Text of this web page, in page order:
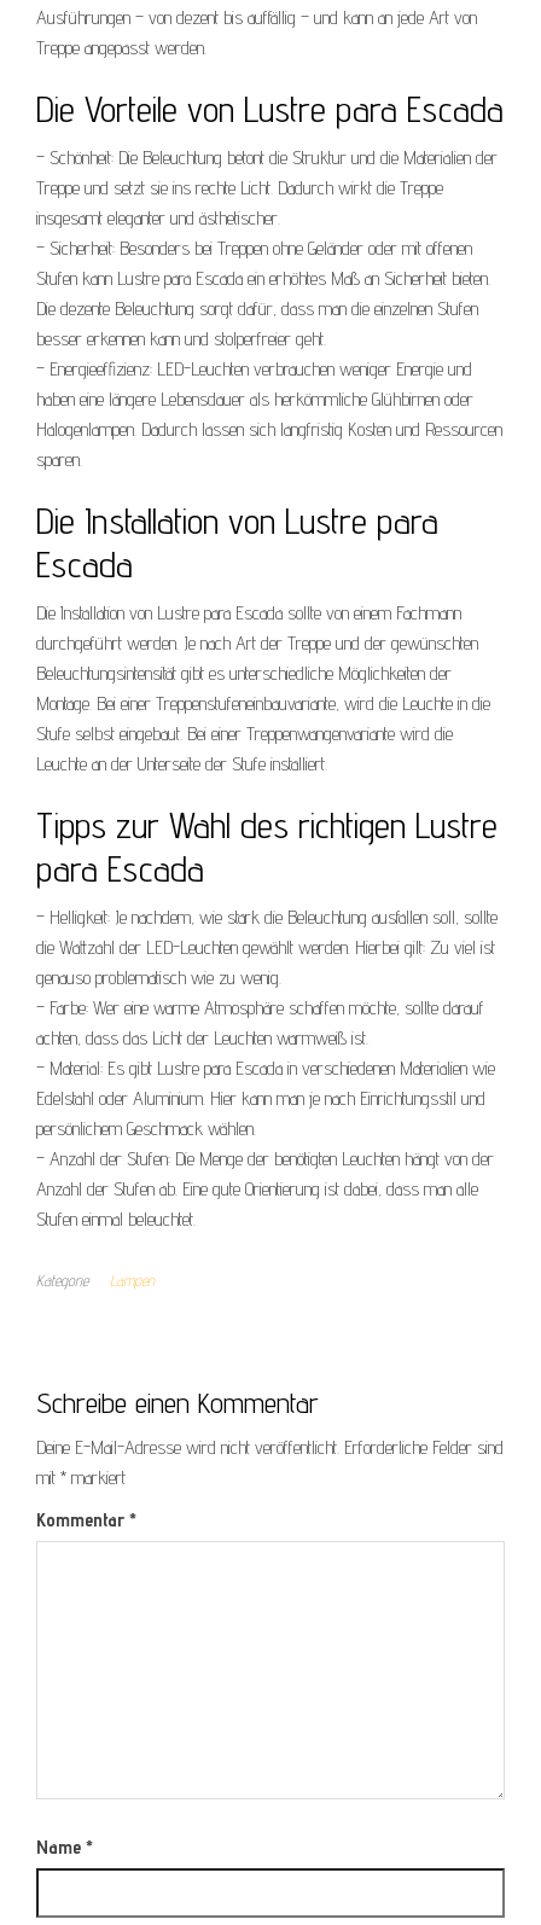
Ausführungen – von dezent bis auffällig – und kann an jede Art von
Treppe angepasst werden.
Die Vorteile von Lustre para Escada
– Schönheit: Die Beleuchtung betont die Struktur und die Materialien der
Treppe und setzt sie ins rechte Licht. Dadurch wirkt die Treppe
insgesamt eleganter und ästhetischer.
– Sicherheit: Besonders bei Treppen ohne Geländer oder mit offenen
Stufen kann Lustre para Escada ein erhöhtes Maß an Sicherheit bieten.
Die dezente Beleuchtung sorgt dafür, dass man die einzelnen Stufen
besser erkennen kann und stolperfreier geht.
– Energieeffizienz: LED-Leuchten verbrauchen weniger Energie und
haben eine längere Lebensdauer als herkömmliche Glühbirnen oder
Halogenlampen. Dadurch lassen sich langfristig Kosten und Ressourcen
sparen.
Die Installation von Lustre para
Escada
Die Installation von Lustre para Escada sollte von einem Fachmann
durchgeführt werden. Je nach Art der Treppe und der gewünschten
Beleuchtungsintensität gibt es unterschiedliche Möglichkeiten der
Montage. Bei einer Treppenstufeneinbauvariante, wird die Leuchte in die
Stufe selbst eingebaut. Bei einer Treppenwangenvariante wird die
Leuchte an der Unterseite der Stufe installiert.
Tipps zur Wahl des richtigen Lustre
para Escada
– Helligkeit: Je nachdem, wie stark die Beleuchtung ausfallen soll, sollte
die Wattzahl der LED-Leuchten gewählt werden. Hierbei gilt: Zu viel ist
genauso problematisch wie zu wenig.
– Farbe: Wer eine warme Atmosphäre schaffen möchte, sollte darauf
achten, dass das Licht der Leuchten warmweiß ist.
– Material: Es gibt Lustre para Escada in verschiedenen Materialien wie
Edelstahl oder Aluminium. Hier kann man je nach Einrichtungsstil und
persönlichem Geschmack wählen.
– Anzahl der Stufen: Die Menge der benötigten Leuchten hängt von der
Anzahl der Stufen ab. Eine gute Orientierung ist dabei, dass man alle
Stufen einmal beleuchtet.
Kategorie Lampen
Schreibe einen Kommentar
Deine E-Mail-Adresse wird nicht veröffentlicht. Erforderliche Felder sind
mit * markiert
Kommentar *
Name *